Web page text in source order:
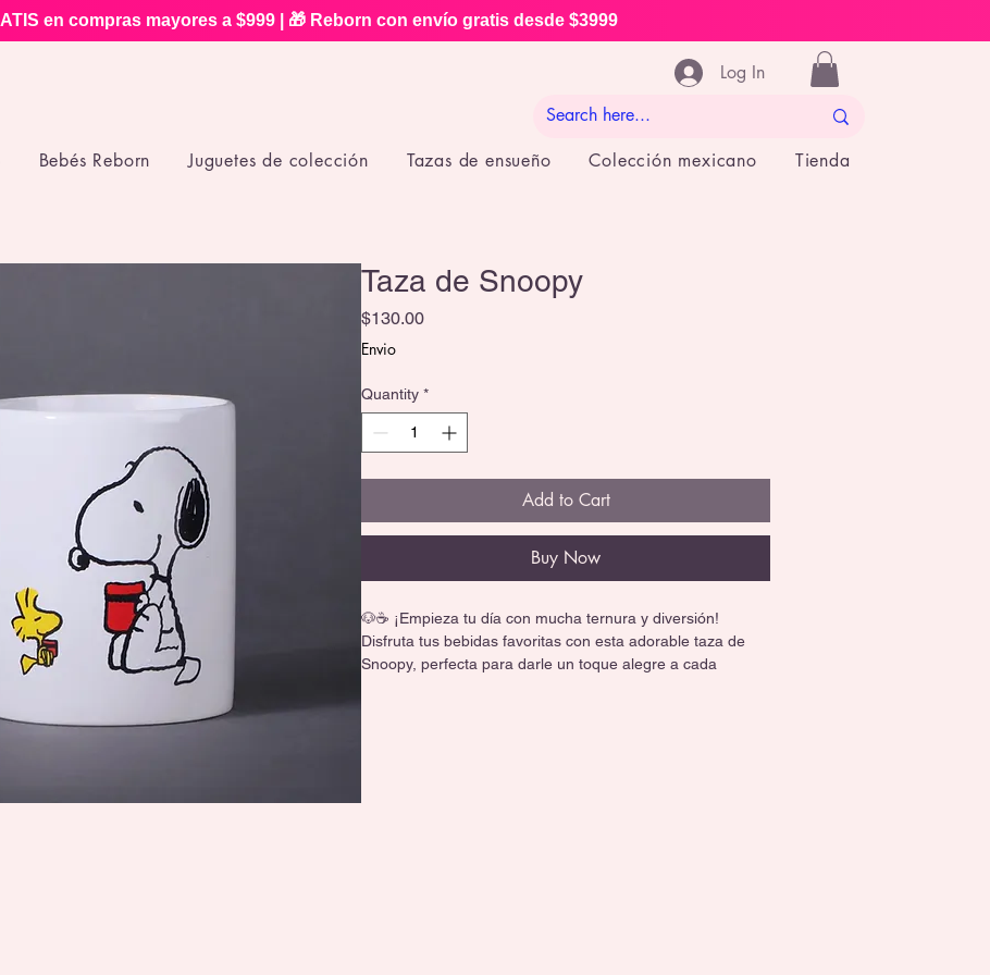
en compras mayores a $999 | 🎁 Reborn con envío gratis desde $3999
Log In
Bebés Reborn Juguetes de colección Tazas de ensueño Colección mexicano Tienda
Taza de Snoopy
$130.00Price
Envio
Quantity *
Add to Cart
Buy Now
🐶☕ ¡Empieza tu día con mucha ternura y diversión!
Disfruta tus bebidas favoritas con esta adorable taza de
Snoopy, perfecta para darle un toque alegre a cada